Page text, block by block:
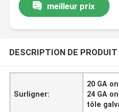
meilleur prix
DESCRIPTION DE PRODUIT
Surligner:
20 GA
24 GA
tôle